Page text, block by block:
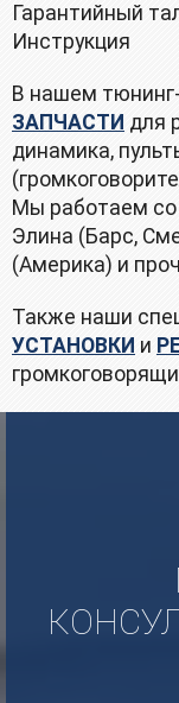
Гарантийный
Инструкция
В нашем
ЗАПЧАСТИ для
динамика,
Мы работаем
Элина (Барс,
(Америка) и
Также наши
УСТАНОВКИ и